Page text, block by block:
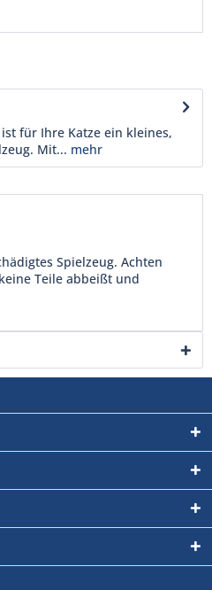
für Ihre Katze ein kleines,
Mit... mehr
Spielzeug. Achten
Teile abbeißt und